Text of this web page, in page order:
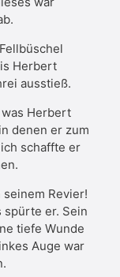
Herbert
ausstieß.
Herbert
denen er zum
schaffte er
Revier!
spürte er. Sein
tiefe Wunde
Auge war